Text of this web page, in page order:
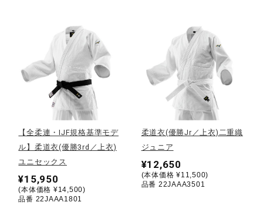
ライフスタイルグッズ
インナー
寝具／ミズノスリープ
アウトドア／レイン
サポーター
【全柔連・IJF規格基準モデ
ル】柔道衣(優勝3rd／上衣)
ユニセックス
¥15,950
(本体価格 ¥14,500)
品番 22JAAA1801
柔道衣(優勝Jr／上衣)二重織
ジュニア
¥12,650
(本体価格 ¥11,500)
品番 22JAAA3501